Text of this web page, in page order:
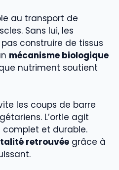
au transport de
Sans lui, les
construire de tissus
mécanisme biologique
nutriment soutient
les coups de barre
L’ortie agit
et durable.
retrouvée grâce à